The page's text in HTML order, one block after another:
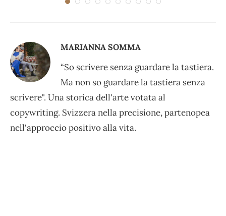
MARIANNA SOMMA
“So scrivere senza guardare la tastiera.
Ma non so guardare la tastiera senza
scrivere". Una storica dell'arte votata al
copywriting. Svizzera nella precisione, partenopea
nell'approccio positivo alla vita.